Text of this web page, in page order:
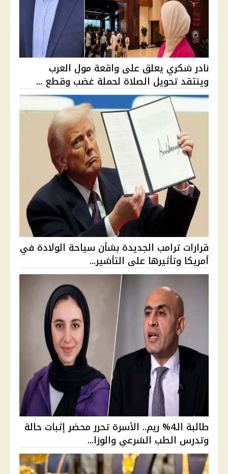
نادر شكري يعلق على واقعة مول العرب
وينتقد تحويل الصلاة لحملة غضب وقطع ...
قرارات ترامب الجديدة بشأن سياحة الولادة في
أمريكا وتأثيرها على التأشير...
طالبة الـ4% ريم.. الأسرة تحرر محضر إثبات حالة
وتدرس الطب الشرعي والوزا...